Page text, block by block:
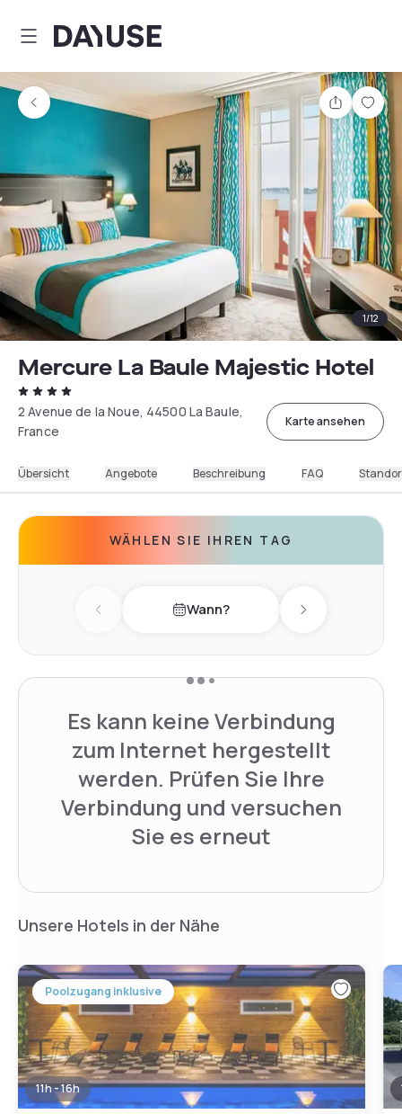
Dayuse
Teilen
1/12
Mercure La Baule Majestic Hotel
2 Avenue de la Noue, 44500 La Baule,
France
Karte ansehen
Übersicht Angebote Beschreibung FAQ
WÄHLEN SIE IHREN TAG
Previous day Wann? Next day
Es kann keine Verbindung
zum Internet hergestellt
werden. Prüfen Sie Ihre
Verbindung und versuchen
Sie es erneut
Unsere Hotels in der Nähe
Poolzugang inklusive
11h - 16h